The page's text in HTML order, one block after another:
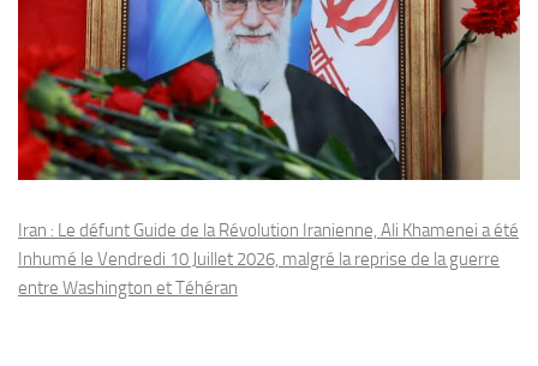
Iran : Le défunt Guide de la Révolution Iranienne, Ali Khamenei a été
Inhumé le Vendredi 10 Juillet 2026, malgré la reprise de la guerre
entre Washington et Téhéran